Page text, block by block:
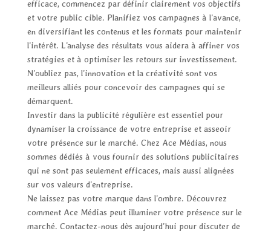
efficace, commencez par définir clairement vos objectifs
et votre public cible. Planifiez vos campagnes à l’avance,
en diversifiant les contenus et les formats pour maintenir
l’intérêt. L’analyse des résultats vous aidera à affiner vos
stratégies et à optimiser les retours sur investissement.
N’oubliez pas, l’innovation et la créativité sont vos
meilleurs alliés pour concevoir des campagnes qui se
démarquent.
Investir dans la publicité régulière est essentiel pour
dynamiser la croissance de votre entreprise et asseoir
votre présence sur le marché. Chez Ace Médias, nous
sommes dédiés à vous fournir des solutions publicitaires
qui ne sont pas seulement efficaces, mais aussi alignées
sur vos valeurs d’entreprise.
Ne laissez pas votre marque dans l’ombre. Découvrez
comment Ace Médias peut illuminer votre présence sur le
marché. Contactez-nous dès aujourd’hui pour discuter de